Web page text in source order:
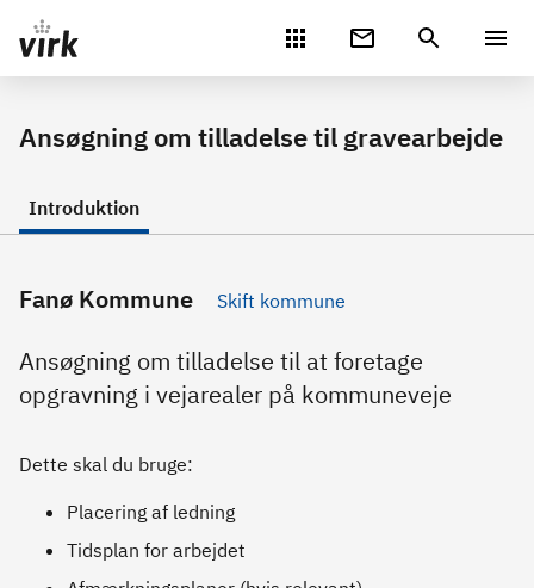
Gå direkte til indhold
Ansøgning om tilladelse til gravearbejde
Introduktion
Fanø Kommune Skift kommune
Ansøgning om tilladelse til at foretage
opgravning i vejarealer på kommuneveje
Dette skal du bruge:
Placering af ledning
Tidsplan for arbejdet